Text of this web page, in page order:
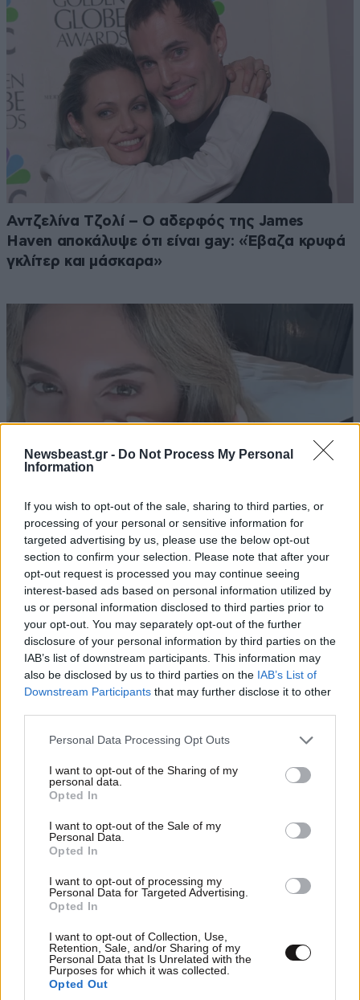
Newsbeast.gr - Do Not Process My Personal
Information
If you wish to opt-out of the sale, sharing to third parties, or
processing of your personal or sensitive information for
targeted advertising by us, please use the below opt-out
section to confirm your selection. Please note that after your
opt-out request is processed you may continue seeing
interest-based ads based on personal information utilized by
us or personal information disclosed to third parties prior to
your opt-out. You may separately opt-out of the further
disclosure of your personal information by third parties on the
IAB’s list of downstream participants. This information may
also be disclosed by us to third parties on the IAB’s List of
Downstream Participants that may further disclose it to other
Please note that this website/app uses one or more Google
not limited to your visit or usage behaviour. You may click to
grant or deny consent to Google and its third-party tags to
use your data for below specified purposes in below Google
consent section.
Personal Data Processing Opt Outs
I want to opt-out of the Sharing of my
personal data.
Opted In
I want to opt-out of the Sale of my
Personal Data.
Opted In
I want to opt-out of processing my
Personal Data for Targeted Advertising.
Opted In
I want to opt-out of Collection, Use,
Retention, Sale, and/or Sharing of my
Personal Data that Is Unrelated with the
Purposes for which it was collected.
Opted Out
Αντζελίνα Τζολί – Ο αδερφός της James
Haven αποκάλυψε ότι είναι gay: «Έβαζα κρυφά
γκλίτερ και μάσκαρα»
Αθηνά Οικονομάκου από τα Μπόρα Μπόρα:
«Έσκασε τώρα όλη η κούραση» – Το απρόοπτο
πρόβλημα υγείας
Άριελ Κωνσταντινίδη: Σκέφτεται να βαφτίσει
και τα 3 παιδιά της μαζί – Η απάντηση στα
σχόλια για την εγκυμοσύνη στα 54